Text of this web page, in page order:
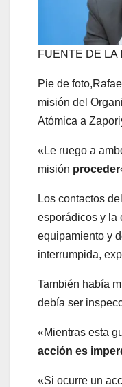
FUENTE DE LA
Pie de foto,
misión del
Atómica a
«Le ruego a
misión proceder
Los contactos
esporádicos y la
equipamiento y
interrumpida,
También había
debía ser
«Mientras esta
acción es
«Si ocurre un